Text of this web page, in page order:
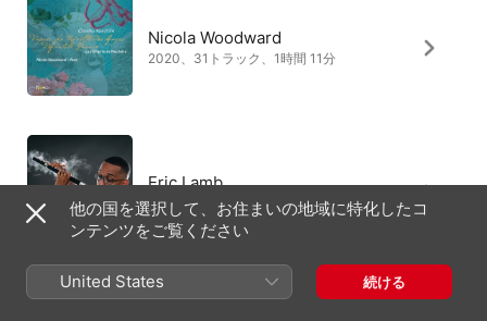
Nicola Woodward
2020、31トラック、1時間 11分
Eric Lamb
2021、6トラック、12分
他の国を選択して、お住まいの地域に特化したコ
ンテンツをご覧ください
United States 続ける